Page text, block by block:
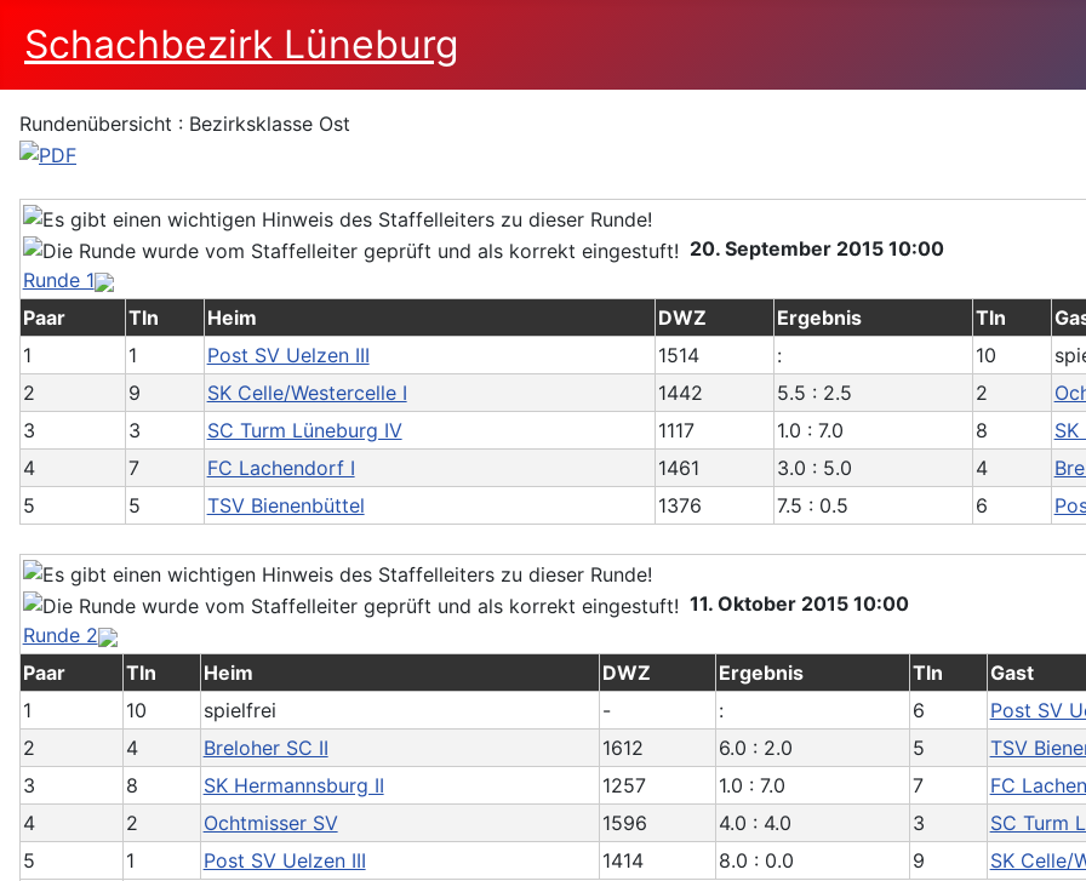
Schachbezirk Lüneburg
Rundenübersicht : Bezirksklasse Ost
20. September 2015 10:00
Runde 1
Paar
Tln Heim DWZ Ergebnis Tln
1
1 Post SV Uelzen III 1514 : 10
2
9 SK Celle/Westercelle I 1442 5.5 : 2.5 2
3
3 SC Turm Lüneburg IV 1117 1.0 : 7.0 8
4
7 FC Lachendorf I 1461 3.0 : 5.0 4
5
5 TSV Bienenbüttel 1376 7.5 : 0.5 6
11. Oktober 2015 10:00
Runde 2
Paar
Tln Heim DWZ Ergebnis Tln
Gast
1
10 spielfrei - : 6
Post SV
2
4 Breloher SC II 1612 6.0 : 2.0 5
TSV
3
8 SK Hermannsburg II 1257 1.0 : 7.0 7
FC
4
2 Ochtmisser SV 1596 4.0 : 4.0 3
SC Turm
5
1 Post SV Uelzen III 1414 8.0 : 0.0 9
SK Celle/